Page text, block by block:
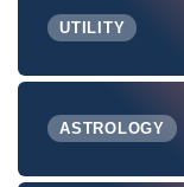
UTILITY
ASTROLOGY